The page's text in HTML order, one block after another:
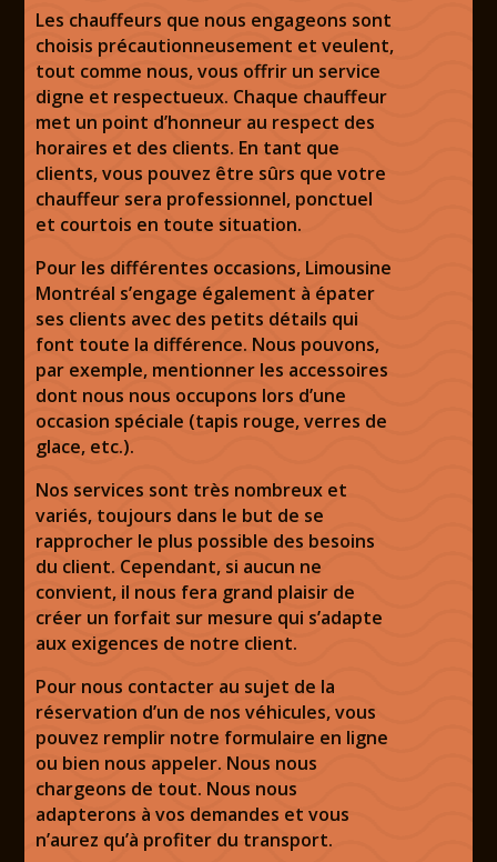
Les chauffeurs que nous engageons sont
choisis précautionneusement et veulent,
tout comme nous, vous offrir un service
digne et respectueux. Chaque chauffeur
met un point d’honneur au respect des
horaires et des clients. En tant que
clients, vous pouvez être sûrs que votre
chauffeur sera professionnel, ponctuel
et courtois en toute situation.
Pour les différentes occasions, Limousine
Montréal s’engage également à épater
ses clients avec des petits détails qui
font toute la différence. Nous pouvons,
par exemple, mentionner les accessoires
dont nous nous occupons lors d’une
occasion spéciale (tapis rouge, verres de
glace, etc.).
Nos services sont très nombreux et
variés, toujours dans le but de se
rapprocher le plus possible des besoins
du client. Cependant, si aucun ne
convient, il nous fera grand plaisir de
créer un forfait sur mesure qui s’adapte
aux exigences de notre client.
Pour nous contacter au sujet de la
réservation d’un de nos véhicules, vous
pouvez remplir notre formulaire en ligne
ou bien nous appeler. Nous nous
chargeons de tout. Nous nous
adapterons à vos demandes et vous
n’aurez qu’à profiter du transport.